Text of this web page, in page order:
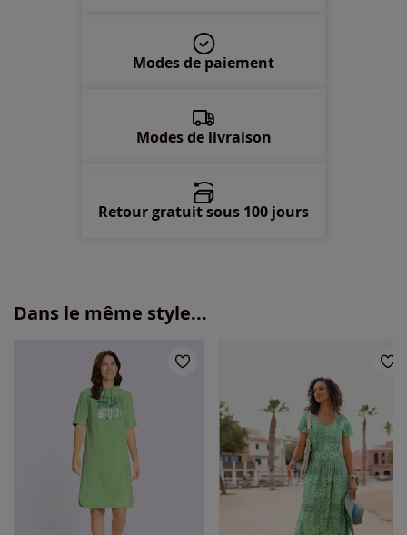
Modes de paiement
Modes de livraison
Retour gratuit sous 100 jours
Dans le même style...